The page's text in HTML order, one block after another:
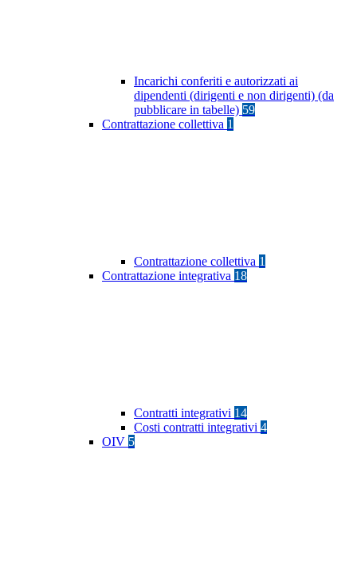
Incarichi conferiti e autorizzati ai
dipendenti (dirigenti e non dirigenti) (da
pubblicare in tabelle) 59
Contrattazione collettiva 1
Contrattazione collettiva 1
Contrattazione integrativa 18
Contratti integrativi 14
Costi contratti integrativi 4
OIV 5